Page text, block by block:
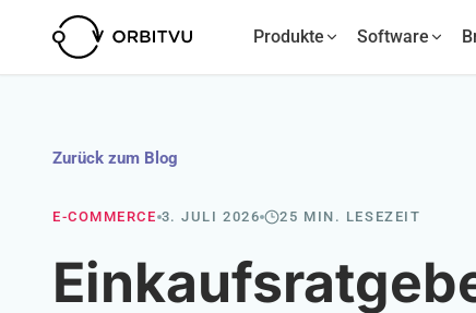
Produkte Software
Zurück zum Blog
E-COMMERCE 3. JULI 2026 25 MIN. LESEZEIT